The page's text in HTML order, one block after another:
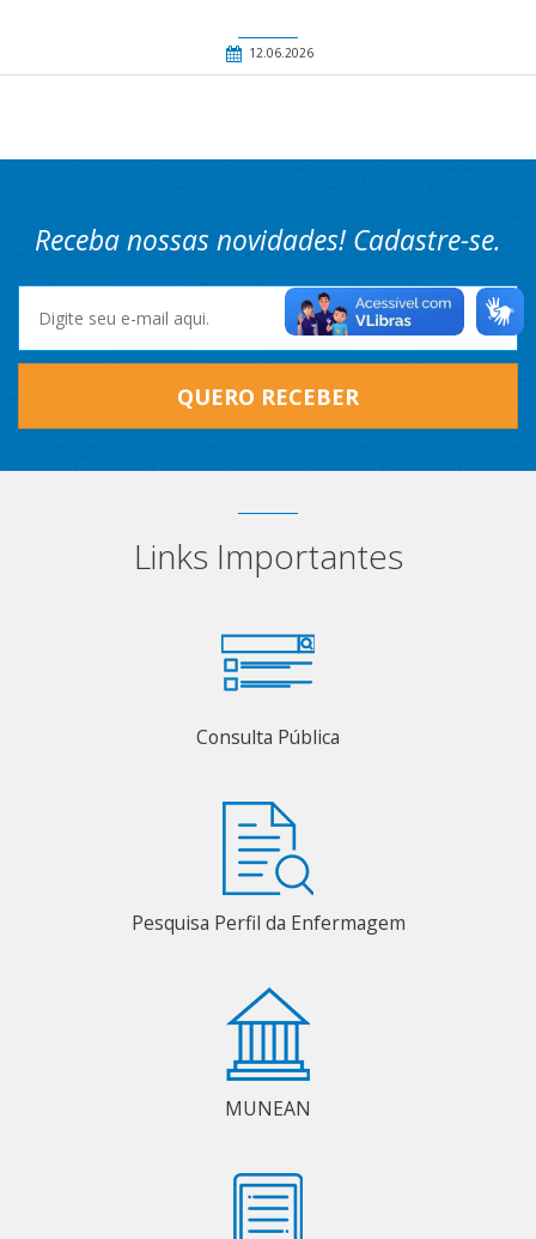
12.06.2026
Receba nossas novidades! Cadastre-se.
QUERO RECEBER
Links Importantes
Consulta Pública
Pesquisa Perfil da Enfermagem
MUNEAN